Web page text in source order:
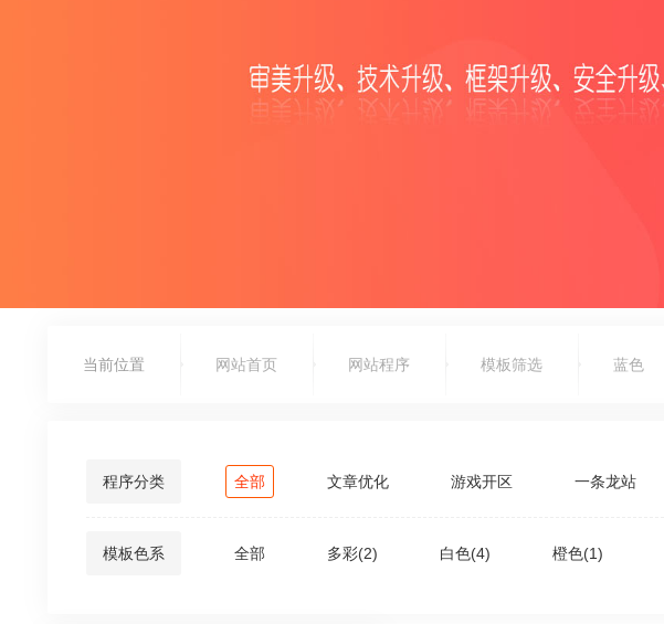
当前位置 网站首页 网站程序 模板筛选 蓝色
程序分类 全部 文章优化 游戏开区 一条龙站
模板色系 全部 多彩(2) 白色(4) 橙色(1)
S-6